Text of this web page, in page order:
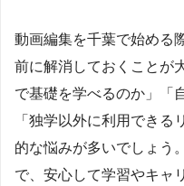
動画編集を千葉で始める
前に解消しておくことが
で基礎を学べるのか」「
「独学以外に利用でき
的な悩みが多いでしょう
で、安心して学習やキャ